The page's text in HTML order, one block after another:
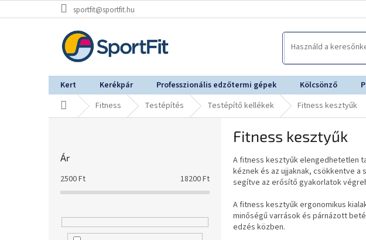
a
sportfit@sportfit.hu
Kert Kerékpár Professzionális edzőtermi gépek Kölcsönző
KezdőlapFitness Testépítés Testépítő kellékek Fitness kesztyűk
Ár
2500Ft 18200Ft
Fitness kesztyűk
A fitness kesztyűk elengedhetetlen
kéznek és az ujjaknak, csökkentve
segítve az erősítő gyakorlatok
A fitness kesztyűk ergonomikus
minőségű varrások és párnázott
edzés közben.